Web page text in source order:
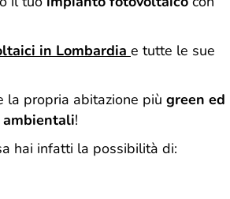
in Lombardia e tutte le sue
la propria abitazione più green ed
ambientali!
hai infatti la possibilità di: